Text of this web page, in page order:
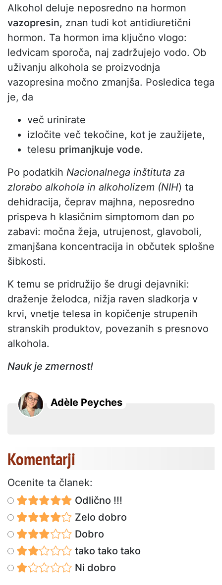
Alkohol deluje neposredno na hormon
vazopresin, znan tudi kot antidiuretični
hormon. Ta hormon ima ključno vlogo:
ledvicam sporoča, naj zadržujejo vodo. Ob
uživanju alkohola se proizvodnja
vazopresina močno zmanjša. Posledica tega
je, da
več urinirate
izločite več tekočine, kot je zaužijete,
telesu primanjkuje vode.
Po podatkih Nacionalnega inštituta za
zlorabo alkohola in alkoholizem (NIH) ta
dehidracija, čeprav majhna, neposredno
prispeva h klasičnim simptomom dan po
zabavi: močna žeja, utrujenost, glavoboli,
zmanjšana koncentracija in občutek splošne
šibkosti.
K temu se pridružijo še drugi dejavniki:
draženje želodca, nižja raven sladkorja v
krvi, vnetje telesa in kopičenje strupenih
stranskih produktov, povezanih s presnovo
alkohola.
Nauk je zmernost!
Adèle Peyches
Komentarji
Ocenite ta članek:
Odlično !!!
Zelo dobro
Dobro
tako tako tako
Ni dobro